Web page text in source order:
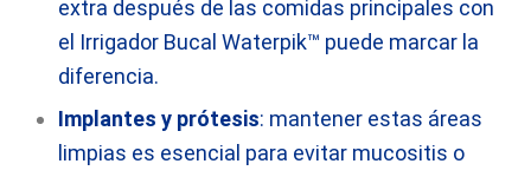
extra después de las comidas principales con
el Irrigador Bucal Waterpik™ puede marcar la
diferencia.
Implantes y prótesis: mantener estas áreas
limpias es esencial para evitar mucositis o